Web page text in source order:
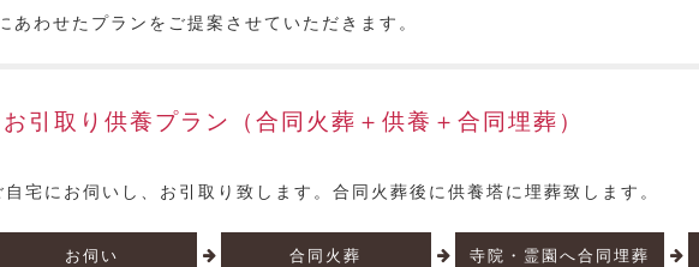
あわせたプランをご提案させていただきます。
お引取り供養プラン（合同火葬＋供養＋合同埋葬）
自宅にお伺いし、お引取り致します。合同火葬後に供養塔に埋葬致します。
お伺い 合同火葬 寺院・霊園へ合同埋葬